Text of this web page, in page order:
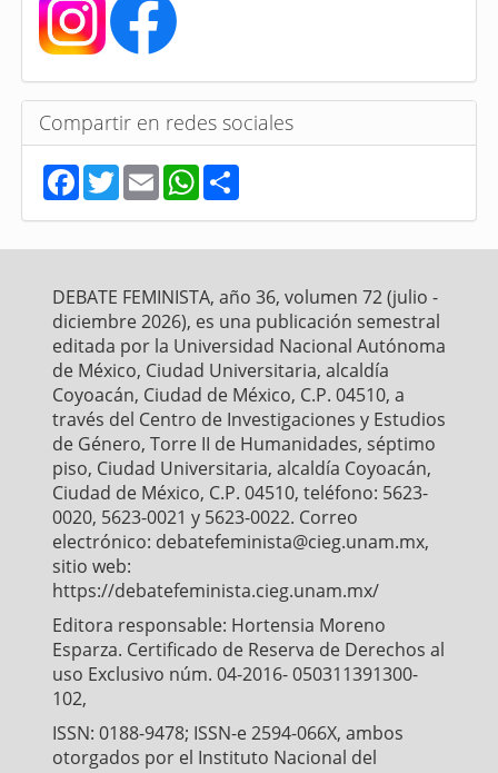
Compartir en redes sociales
F
a
c
e
b
k
T
w
t
t
E
m
a
i
l
W
h
a
t
s
p
S
h
r
e
DEBATE FEMINISTA, año 36, volumen 72 (julio -
diciembre 2026), es una publicación semestral
editada por la Universidad Nacional Autónoma
de México, Ciudad Universitaria, alcaldía
Coyoacán, Ciudad de México, C.P. 04510, a
través del Centro de Investigaciones y Estudios
de Género, Torre II de Humanidades, séptimo
piso, Ciudad Universitaria, alcaldía Coyoacán,
Ciudad de México, C.P. 04510, teléfono: 5623-
0020, 5623-0021 y 5623-0022. Correo
electrónico: debatefeminista@cieg.unam.mx,
sitio web:
https://debatefeminista.cieg.unam.mx/
Editora responsable: Hortensia Moreno
Esparza. Certificado de Reserva de Derechos al
uso Exclusivo núm. 04-2016- 050311391300-
102,
ISSN: 0188-9478; ISSN-e 2594-066X, ambos
otorgados por el Instituto Nacional del